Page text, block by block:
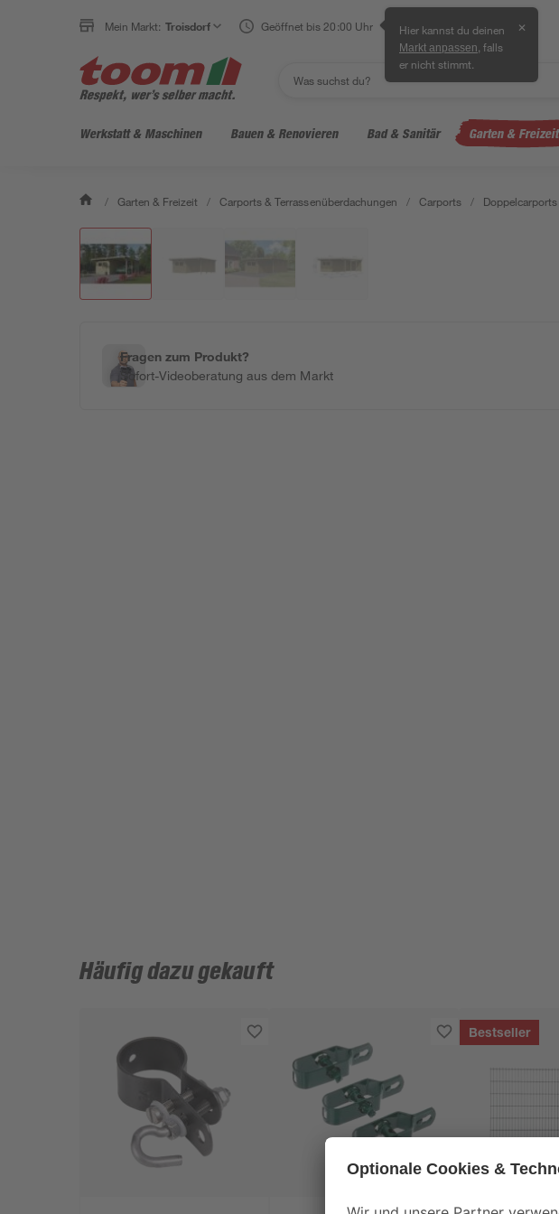
Mein Markt: Troisdorf Geöffnet bis 20:00 Uhr Hier kannst du deinen
Markt anpassen , falls
er nicht stimmt.
✕
Werkstatt & Maschinen Bauen & Renovieren Bad & Sanitär Garten & Freizeit
/ Garten & Freizeit / Carports & Terrassenüberdachungen / Carports / Doppelcarports
Fragen zum Produkt?
Sofort-Videoberatung aus dem Markt
Häufig dazu gekauft
Bestseller